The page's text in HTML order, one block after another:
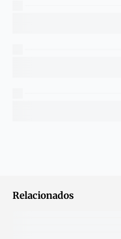
Relacionados